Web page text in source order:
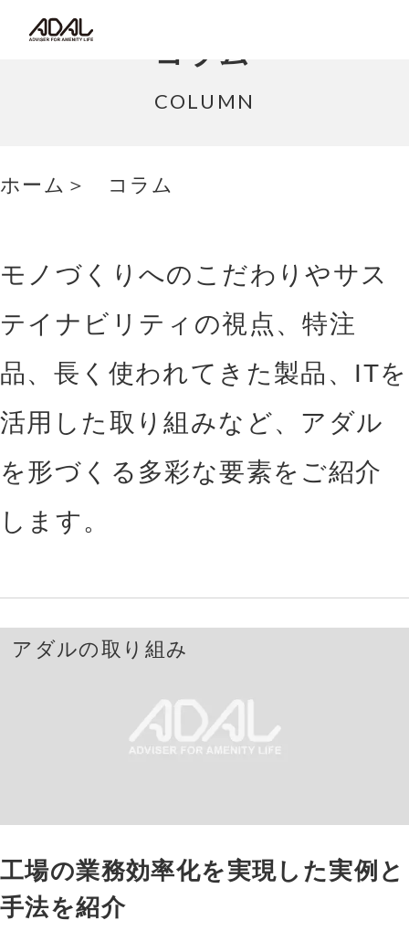
コラム
最新情報/ニュース
コラム
COLUMN
ホーム コラム
モノづくりへのこだわりやサス
テイナビリティの視点、特注
品、長く使われてきた製品、ITを
活用した取り組みなど、 アダル
を形づくる多彩な要素をご紹介
します。
アダルの取り組み
工場の業務効率化を実現した実例と
手法を紹介